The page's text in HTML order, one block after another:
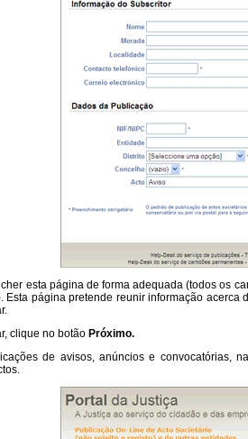
esta página de forma adequada (todos os
Esta página pretende reunir informação
clique no botão Próximo.
de avisos, anúncios e convocatórias,